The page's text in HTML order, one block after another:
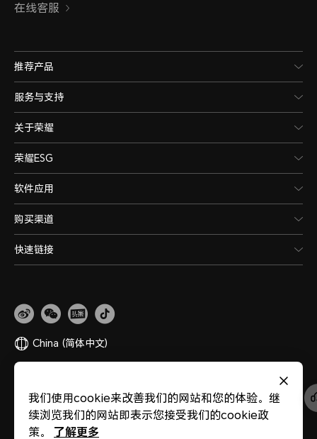
在线客服
推荐产品
服务与支持
关于荣耀
荣耀ESG
软件应用
购买渠道
快速链接
China (简体中文)
版权所有 © 荣耀终端股份有限公司 2020-2026 保留一切权利。
44030002002883
粤ICP备20047157号
我们使用cookie来改善我们的网站和您的体验。继
续浏览我们的网站即表示您接受我们的cookie政
策。
了解更多